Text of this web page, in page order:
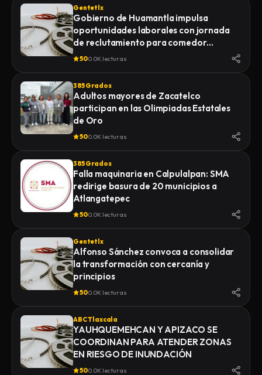
Gentetlx
Gobierno de Huamantla impulsa
oportunidades laborales con jornada
de reclutamiento para comedor
industrial
500.0K lecturas
385 Grados
Adultos mayores de Zacatelco
participan en las Olimpiadas Estatales
de Oro
500.0K lecturas
385 Grados
Falla maquinaria en Calpulalpan: SMA
redirige basura de 20 municipios a
Atlangatepec
500.0K lecturas
Gentetlx
Alfonso Sánchez convoca a consolidar
la transformación con cercanía y
principios
500.0K lecturas
ABC Tlaxcala
YAUHQUEMEHCAN Y APIZACO SE
COORDINAN PARA ATENDER ZONAS
EN RIESGO DE INUNDACIÓN
500.0K lecturas